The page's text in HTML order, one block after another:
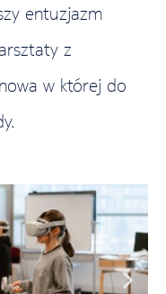
entuzjazm
z
w której do